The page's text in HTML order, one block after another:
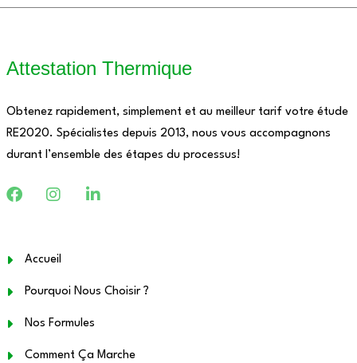
Attestation Thermique
Obtenez rapidement, simplement et au meilleur tarif votre étude
RE2020. Spécialistes depuis 2013, nous vous accompagnons
durant l’ensemble des étapes du processus!
Accueil
Pourquoi Nous Choisir ?
Nos Formules
Comment Ça Marche